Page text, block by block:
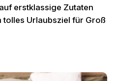
erstklassige Zutaten
tolles Urlaubsziel für Groß